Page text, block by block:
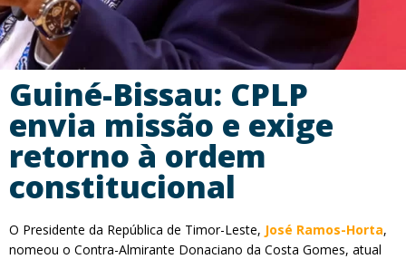
Guiné-Bissau: CPLP
envia missão e exige
retorno à ordem
constitucional
O Presidente da República de Timor-Leste, José Ramos-Horta,
nomeou o Contra-Almirante Donaciano da Costa Gomes, atual